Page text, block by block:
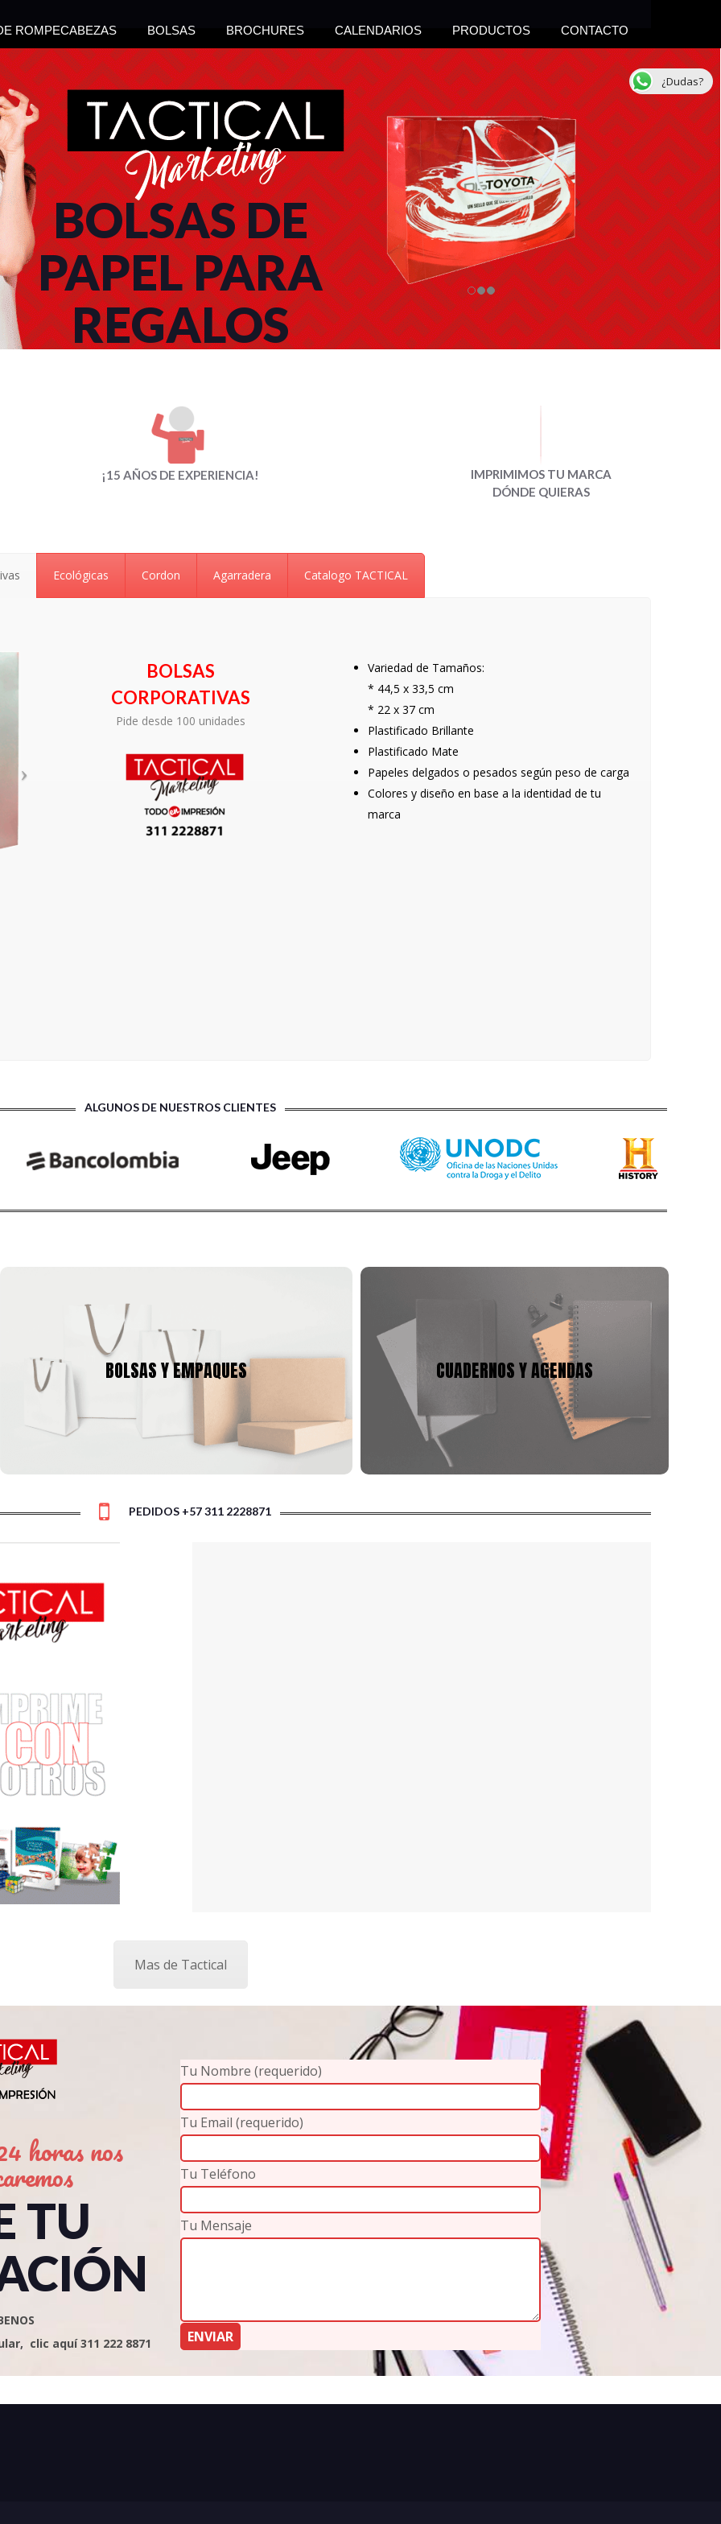
ROMPECABEZAS BOLSAS BROCHURES CALENDARIOS PRODUCTOS CONTACTO
BOLSAS DE
PAPEL PARA
REGALOS
¡15 AÑOS DE EXPERIENCIA!
IMPRIMIMOS TU MARCA
DÓNDE QUIERAS
Ecológicas Cordon Agarradera Catalogo TACTICAL
BOLSAS
CORPORATIVAS
Pide desde 100 unidades
Variedad de Tamaños:
* 44,5 x 33,5 cm
* 22 x 37 cm
Plastificado Brillante
Plastificado Mate
Papeles delgados o pesados según peso de carga
Colores y diseño en base a la identidad de tu
marca
ALGUNOS DE NUESTROS CLIENTES
BOLSAS Y EMPAQUES
BOLSAS Y EMPAQUES
Tenemos una amplia gama de empaques para tu producto,
cajas y bolsas en gran variedad de tamaños, calibres,
formas, que se pueden ajustar a la imagen corporativa de tu
CUADERNOS Y AGENDAS
CUADERNOS Y AGENDAS
Tenemos mas de 10 años en la fabricación de
cuadernos y agendas, podemos adecuarnos a tu
presupuesto y a la necesidad, con gran variedad de
tamaños, cantidad de hojas y materiales.
PEDIDOS +57 311 2228871
Mas de Tactical
horas nos
TU
clic aquí 311 222 8871
Tu Nombre (requerido)
Tu Email (requerido)
Tu Teléfono
Tu Mensaje
¿Dudas?